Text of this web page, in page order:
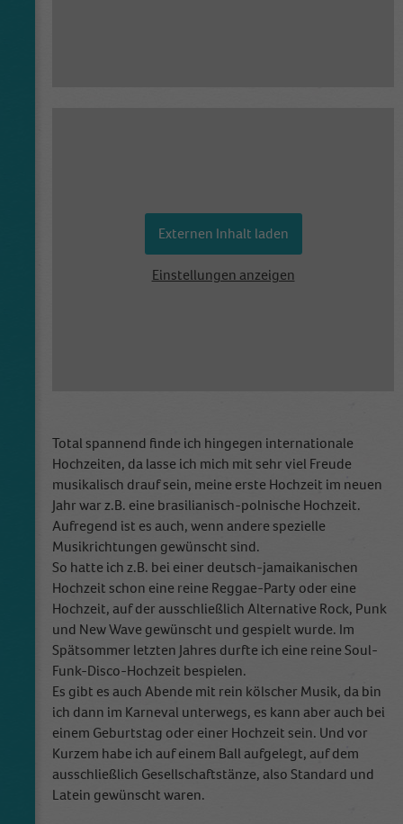
Externen Inhalt laden
Einstellungen anzeigen
Total spannend finde ich hingegen internationale
Hochzeiten, da lasse ich mich mit sehr viel Freude
musikalisch drauf sein, meine erste Hochzeit im neuen
Jahr war z.B. eine brasilianisch-polnische Hochzeit.
Aufregend ist es auch, wenn andere spezielle
Musikrichtungen gewünscht sind.
So hatte ich z.B. bei einer deutsch-jamaikanischen
Hochzeit schon eine reine Reggae-Party oder eine
Hochzeit, auf der ausschließlich Alternative Rock, Punk
und New Wave gewünscht und gespielt wurde. Im
Spätsommer letzten Jahres durfte ich eine reine Soul-
Funk-Disco-Hochzeit bespielen.
Es gibt es auch Abende mit rein kölscher Musik, da bin
ich dann im Karneval unterwegs, es kann aber auch bei
einem Geburtstag oder einer Hochzeit sein. Und vor
Kurzem habe ich auf einem Ball aufgelegt, auf dem
ausschließlich Gesellschaftstänze, also Standard und
Latein gewünscht waren.